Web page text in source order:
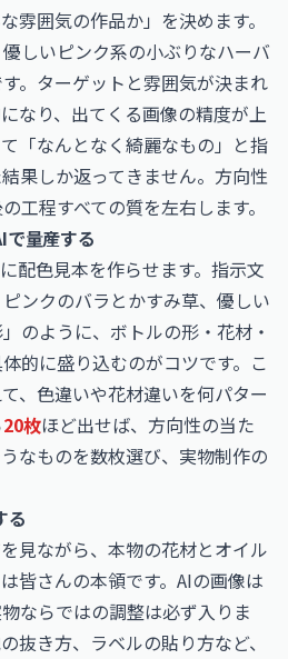
雰囲気の作品か」を決めます。
しいピンク系の小ぶりなハーバ
。ターゲットと雰囲気が決まれ
なり、出てくる画像の精度が上
「なんとなく綺麗なもの」と指
果しか返ってきません。方向性
工程すべての質を左右します。
で量産する
配色見本を作らせます。指示文
ンクのバラとかすみ草、優しい
のように、ボトルの形・花材・
的に盛り込むのがコツです。こ
、色違いや花材違いを何パター
20枚ほど出せば、方向性の当た
なものを数枚選び、実物制作の
る
見ながら、本物の花材とオイル
皆さんの本領です。AIの画像は
ならではの調整は必ず入りま
抜き方、ラベルの貼り方など、